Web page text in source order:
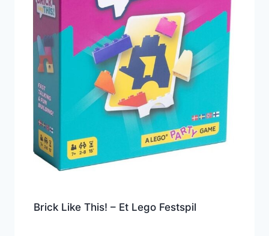
Brick Like This! – Et Lego Festspil